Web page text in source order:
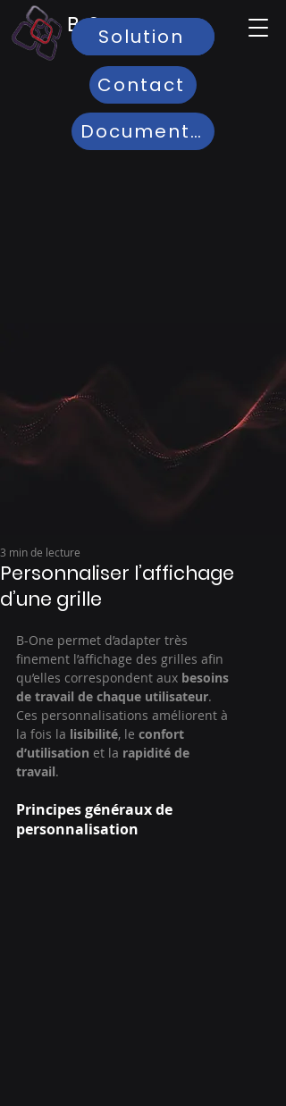
B-One
Par BMSI
Solution
Contact
Documentations
Personnaliser l’affichage
d’une grille
3 min de lecture
B-One permet d’adapter très
finement l’affichage des grilles afin
qu’elles correspondent aux besoins
de travail de chaque utilisateur.
Ces personnalisations améliorent à
la fois la lisibilité, le confort
d’utilisation et la rapidité de
travail.
Principes généraux de
personnalisation